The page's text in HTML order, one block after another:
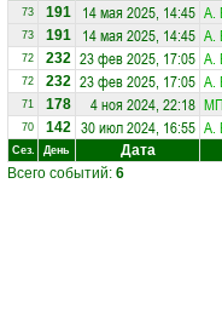
73 191 14 мая 2025, 14:45 А.
73 191 14 мая 2025, 14:45 А.
72 232 23 фев 2025, 17:05 А.
72 232 23 фев 2025, 17:05 А.
71 178 4 ноя 2024, 22:18
70 142 30 июл 2024, 16:55 А.
Сез. День
Дата
Всего событий: 6